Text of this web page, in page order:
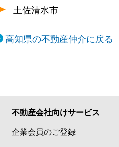
土佐清水市
高知県の不動産仲介に戻る
不動産会社向けサービス
企業会員のご登録